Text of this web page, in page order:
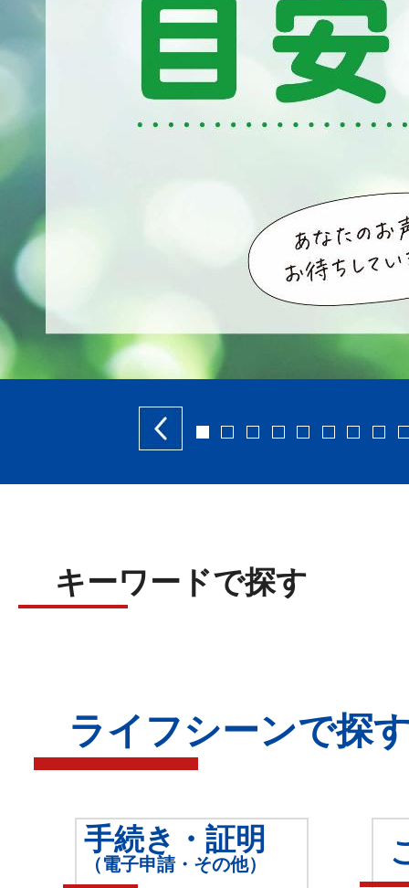
前へ
1 2 3 4 5 6 7 8
キーワードで探す
ライフシーンで探
手続き・証明
（電子申請・その他）